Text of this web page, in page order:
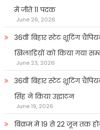
में जीते 11 पदक
June 26, 2026
36वीं बिहार स्टेट शूटिंग
खिलाडिय़ों को किया गया
June 23, 2026
36वीं बिहार स्टेट शूटिंग
सिंह ने किया उद्घाटन
June 19, 2026
बिक्रम में 19 से 22 जून तक